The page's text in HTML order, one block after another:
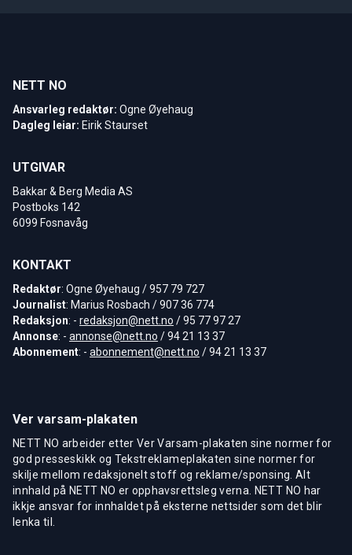
NETT NO
Ansvarleg redaktør: Ogne Øyehaug
Dagleg leiar: Eirik Staurset
UTGIVAR
Bakkar & Berg Media AS
Postboks 142
6099 Fosnavåg
KONTAKT
Redaktør: Ogne Øyehaug / 957 79 727
Journalist: Marius Rosbach / 907 36 774
Redaksjon: - redaksjon@nett.no / 95 77 97 27
Annonse: - annonse@nett.no / 94 21 13 37
Abonnement: - abonnement@nett.no / 94 21 13 37
Ver varsam-plakaten
NETT NO arbeider etter Ver Varsam-plakaten sine normer for
god presseskikk og Tekstreklameplakaten sine normer for
skilje mellom redaksjonelt stoff og reklame/sponsing. Alt
innhald på NETT NO er opphavsrettsleg verna. NETT NO har
ikkje ansvar for innhaldet på eksterne nettsider som det blir
lenka til.